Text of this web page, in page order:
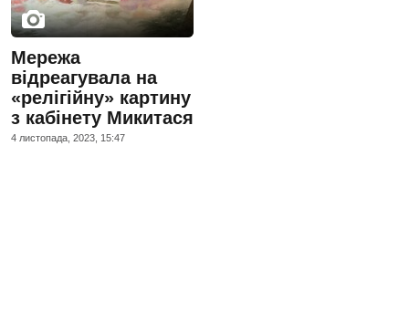
Мережа
відреагувала на
«релігійну» картину
з кабінету Микитася
4 листопада, 2023, 15:47